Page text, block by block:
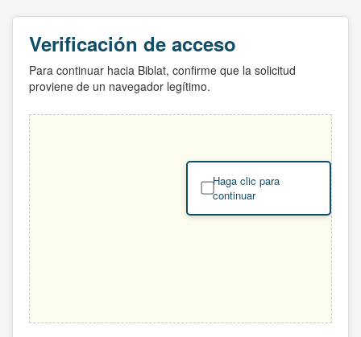
Verificación de acceso
Para continuar hacia Biblat, confirme que la solicitud
proviene de un navegador legítimo.
Haga clic para
continuar